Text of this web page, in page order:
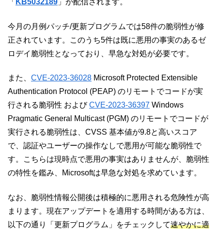
「 KB5032189 」が配信されます。
今月の月例パッチ/更新プログラムでは58件の脆弱性が修
正されています。このうち5件は既に悪用の事実のあるゼ
ロデイ脆弱性となっており、早急な対処が必要です。
また、 CVE-2023-36028 Microsoft Protected Extensible
Authentication Protocol (PEAP) のリモートでコードが実
行される脆弱性 およびCVE-2023-36397 Windows
Pragmatic General Multicast (PGM) のリモートでコードが
実行される脆弱性は、CVSS 基本値が9.8と高いスコア
で、認証やユーザーの操作なしで悪用が可能な脆弱性で
す。こちらは現時点で悪用の事実はありませんが、脆弱性
の特性を鑑み、Microsoftは早急な対処を求めています。
なお、脆弱性情報公開後は積極的に悪用される危険性が高
まります。現在アップデートを適用する時間がある方は、
以下の通り「更新プログラム」をチェックして速やかに適